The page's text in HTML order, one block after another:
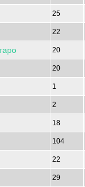
25
22
20
20
1
2
18
104
22
29